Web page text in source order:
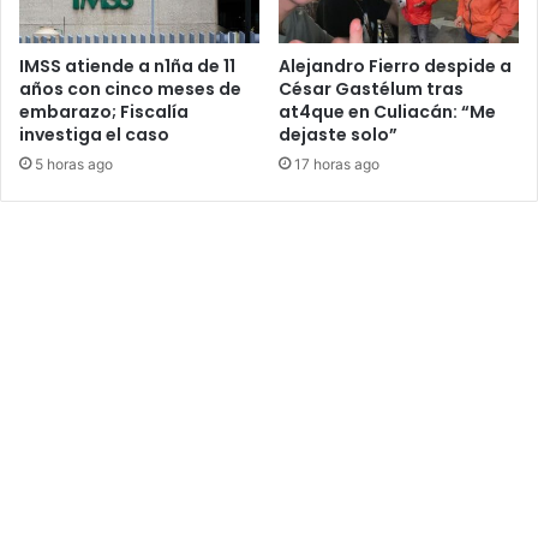
IMSS atiende a n1ña de 11
años con cinco meses de
embarazo; Fiscalía
investiga el caso
5 horas ago
Alejandro Fierro despide a
César Gastélum tras
at4que en Culiacán: “Me
dejaste solo”
17 horas ago